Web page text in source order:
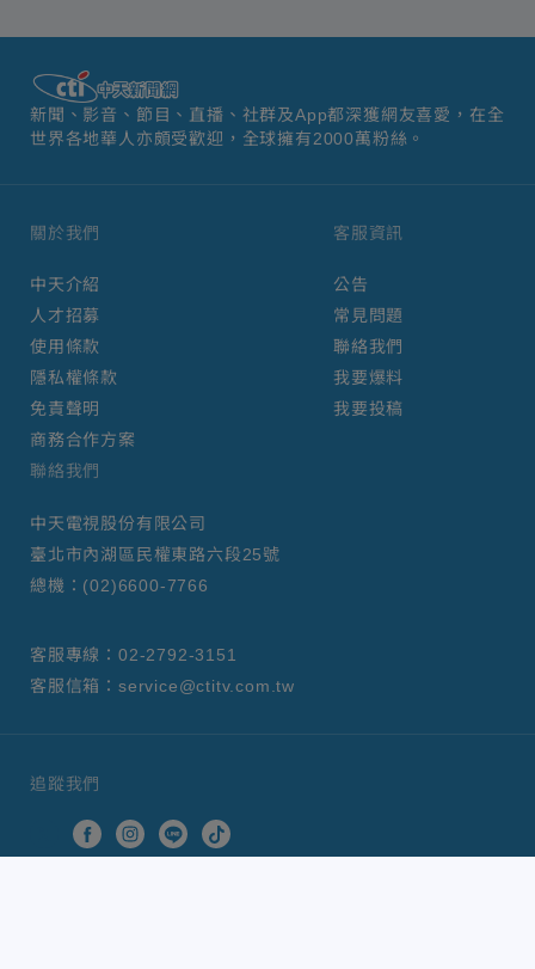
新聞、影音、節目、直播、社群及App都深獲網友喜愛，在全
世界各地華人亦頗受歡迎，全球擁有2000萬粉絲。
追蹤我們
關於我們
中天介紹
人才招募
使用條款
隱私權條款
免責聲明
商務合作方案
客服資訊
公告
常見問題
聯絡我們
我要爆料
我要投稿
聯絡我們
中天電視股份有限公司
臺北市內湖區民權東路六段25號
總機： (02)6600-7766
客服專線： 02-2792-3151
客服信箱： service@ctitv.com.tw